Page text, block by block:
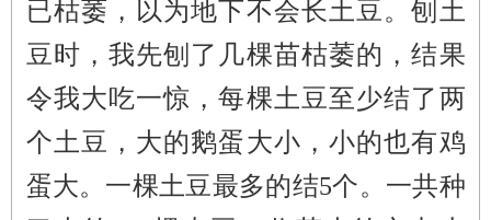
已枯萎，以为地下不会长土豆。刨土
豆时，我先刨了几棵苗枯萎的，结果
令我大吃一惊，每棵土豆至少结了两
个土豆，大的鹅蛋大小，小的也有鸡
蛋大。一棵土豆最多的结5个。一共种